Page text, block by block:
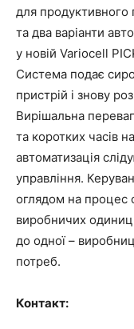
для продуктивного
та два варіанти
у новій Variocell
Система подає
пристрій і знову
Вирішальна
та коротких часів
автоматизація
управління.
оглядом на процес
виробничих
до одної –
потреб.
Контакт: